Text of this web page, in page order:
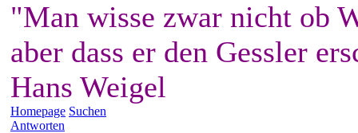
"Man wisse zwar nicht ob
aber dass er den Gessler
Hans Weigel
Homepage Suchen
Antworten